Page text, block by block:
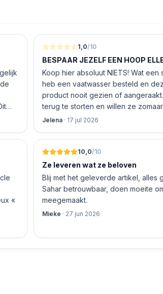
1,0/10
BESPAAR JEZELF EEN HOOP
Koop hier absoluut NIETS! Wat
heb een vaatwasser besteld en
product nooit gezien of
terug te storten en willen ze
inhouden!
Jelena · 17 jul 2026
«
10,0/10
Ze leveren wat ze beloven
Blij met het geleverde artikel,
Sahar betrouwbaar, doen moeite
meegemaakt.
Mieke · 27 jun 2026